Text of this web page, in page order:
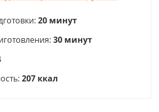
20 минут
30 минут
207 ккал